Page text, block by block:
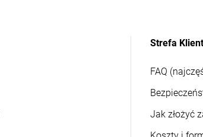
Strefa
FAQ
Jak złożyć